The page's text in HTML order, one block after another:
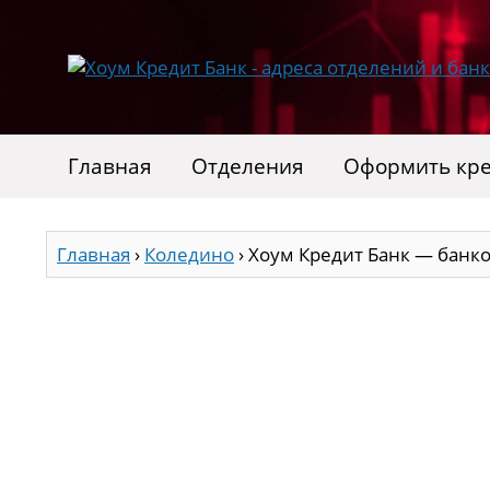
Главная Отделения Оформить
Главная › Коледино›Хоум Кредит Банк —